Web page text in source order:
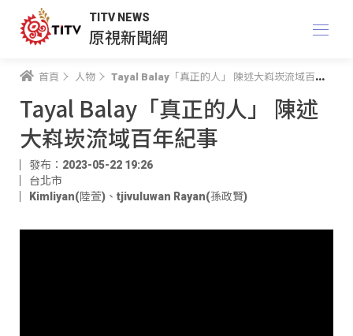
TITV NEWS
原視新聞網
首頁 人物 Tayal Balay「真正的人」 陳述大嵙崁流域百年紀事
Tayal Balay「真正的人」 陳述
大嵙崁流域百年紀事
發布：2023-05-22 19:26
台北市
Kimliyan(陸萱) 、 tjivuluwan Rayan(孫政賢)